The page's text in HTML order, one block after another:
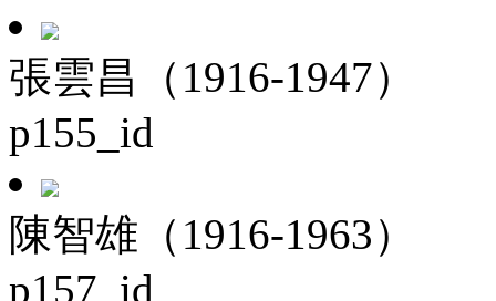
張雲昌（1916-1947）
p155_id
陳智雄（1916-1963）
p157_id